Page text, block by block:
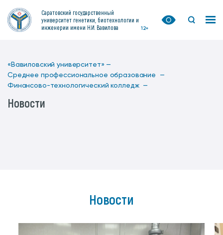
Саратовский государственный
университет генетики, биотехнологии и
инженерии имени Н.И. Вавилова
12+
«Вавиловский университет» —
Среднее профессиональное образование —
Финансово-технологический колледж —
Новости
Новости